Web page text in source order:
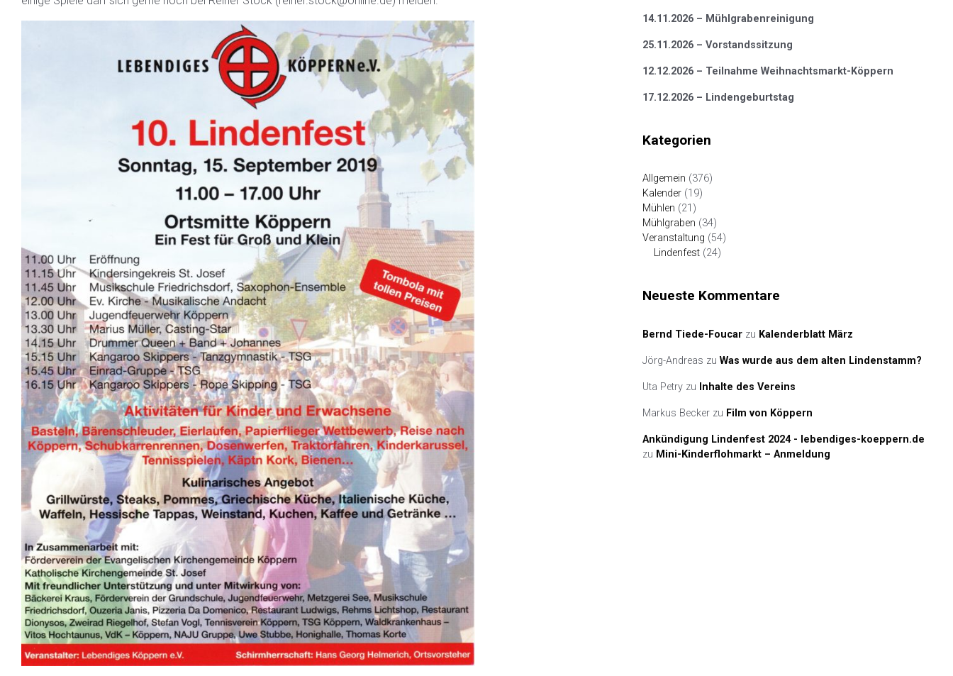
14.11.2026 – Mühlgrabenreinigung
25.11.2026 – Vorstandssitzung
12.12.2026 – Teilnahme Weihnachtsmarkt-Köppern
17.12.2026 – Lindengeburtstag
Kategorien
Allgemein (376)
Kalender (19)
Mühlen (21)
Mühlgraben (34)
Veranstaltung (54)
Lindenfest (24)
Neueste Kommentare
Bernd Tiede-Foucar zu Kalenderblatt März
Jörg-Andreas zu Was wurde aus dem alten Lindenstamm?
Uta Petry zu Inhalte des Vereins
Markus Becker zu Film von Köppern
Ankündigung Lindenfest 2024 - lebendiges-koeppern.de
zu Mini-Kinderflohmarkt – Anmeldung